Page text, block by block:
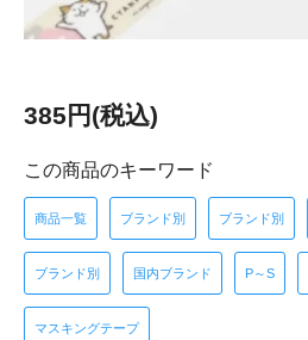
385円(税込)
この商品のキーワード
商品一覧 ブランド別 ブランド別
ブランド別 国内ブランド P～S
マスキングテープ